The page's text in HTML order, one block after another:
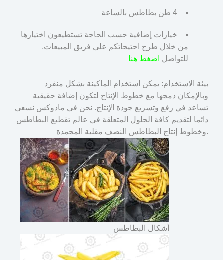
4 طن بطاطس بالساعة
خيارات إضافية حسب الحاجة تستطيعون اختيارها
من خلال طرح احتيجاتكم على فريق المبيعات,
للتواصل اضغط هنا
بيئة الاستخدام: يمكن استخدام الماكينة بشكل منفرد
وبالإمكان دمجها مع خطوط الإنتاج لتكون إضافة حقيقية
تساعد في رفع وتسريع جودة الإنتاج. نحن في مادوكس نسعى
دائما لتقديم كافة الحلول المتعلقة في عالم تقطيع البطاطس
وخطوط إنتاج البطاطس النصف مقلية المجمدة.
أشكال البطاطس